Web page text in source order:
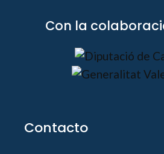
Con la
Contacto